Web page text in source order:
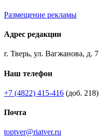
Размещение рекламы
Адрес редакции
г. Тверь, ул. Вагжанова, д. 7
Наш телефон
+7 (4822) 415-416 (доб. 218)
Почта
toptver@riatver.ru